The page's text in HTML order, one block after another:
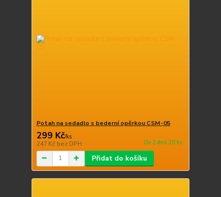
Potah na sedadlo s bederní opěrkou CSM-05
299 Kč/ks
247 Kč bez DPH Do 2 dnů 20 ks
Přidat do košíku